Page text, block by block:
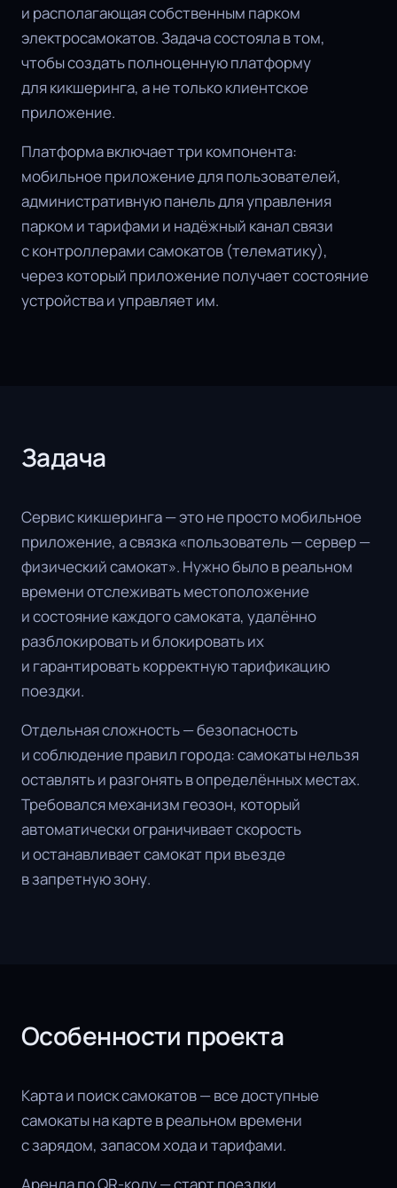
и располагающая собственным парком
электросамокатов. Задача состояла в том,
чтобы создать полноценную платформу
для кикшеринга, а не только клиентское
приложение.
Платформа включает три компонента:
мобильное приложение для пользователей,
административную панель для управления
парком и тарифами и надёжный канал связи
с контроллерами самокатов (телематику),
через который приложение получает состояние
устройства и управляет им.
Задача
Сервис кикшеринга — это не просто мобильное
приложение, а связка «пользователь — сервер —
физический самокат». Нужно было в реальном
времени отслеживать местоположение
и состояние каждого самоката, удалённо
разблокировать и блокировать их
и гарантировать корректную тарификацию
поездки.
Отдельная сложность — безопасность
и соблюдение правил города: самокаты нельзя
оставлять и разгонять в определённых местах.
Требовался механизм геозон, который
автоматически ограничивает скорость
и останавливает самокат при въезде
в запретную зону.
Особенности проекта
Карта и поиск самокатов — все доступные
самокаты на карте в реальном времени
с зарядом, запасом хода и тарифами.